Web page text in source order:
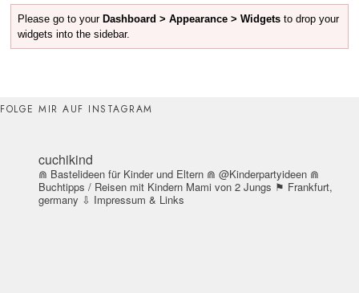
Please go to your Dashboard > Appearance > Widgets to drop your
widgets into the sidebar.
FOLGE MIR AUF INSTAGRAM
cuchikind
⋒ Bastelideen für Kinder und Eltern ⋒ @Kinderpartyideen ⋒
Buchtipps / Reisen mit Kindern Mami von 2 Jungs ⚑ Frankfurt,
germany ⇩ Impressum & Links